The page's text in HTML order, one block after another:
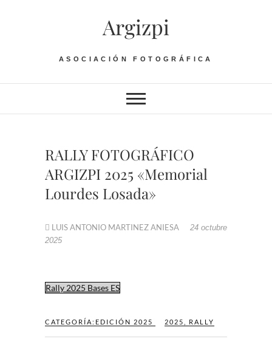
Argizpi
ASOCIACIÓN FOTOGRÁFICA
RALLY FOTOGRÁFICO
ARGIZPI 2025 «Memorial
Lourdes Losada»
LUIS ANTONIO MARTINEZ ANIESA
24 octubre
2025
Rally 2025 Bases ES
CATEGORÍA: EDICIÓN 2025 2025 RALLY